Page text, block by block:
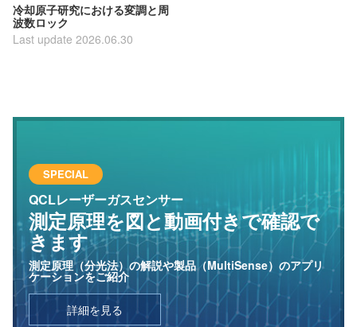
冷却原子研究における変調と周
波数ロック
Last update 2026.06.30
SPECIAL
QCLレーザーガスセンサー
測定原理を図と動画付きで確認で
きます
測定原理（分光法）の解説や製品（MultiSense）のアプリ
ケーションをご紹介
詳細を見る